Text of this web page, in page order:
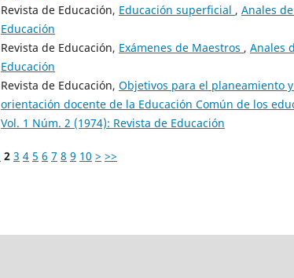
Revista de Educación, Educación superficial , Anales
Educación
Revista de Educación, Exámenes de Maestros , Anales
Educación
Revista de Educación, Objetivos para el planeamiento
orientación docente de la Educación Común de los
Vol. 1 Núm. 2 (1974): Revista de Educación
2 3 4 5 6 7 8 9 10 > >>